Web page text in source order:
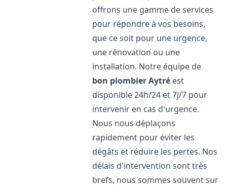
offrons une gamme de services
pour répondre à vos besoins,
que ce soit pour une urgence,
une rénovation ou une
installation. Notre équipe de
bon plombierAytré est
disponible 24h/24 et 7j/7 pour
intervenir en cas d'urgence.
Nous nous déplaçons
rapidement pour éviter les
dégâts et réduire les pertes. Nos
délais d'intervention sont très
brefs, nous sommes souvent sur